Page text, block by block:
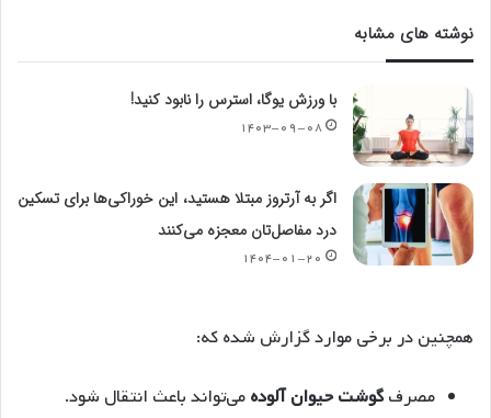
نوشته های مشابه
با ورزش یوگا، استرس را نابود کنید!
۱۴۰۳-۰۹-۰۸
اگر به آرتروز مبتلا هستید، این خوراکی‌ها برای تسکین
درد مفاصل‌تان معجزه می‌کنند
۱۴۰۴-۰۱-۲۰
همچنین در برخی موارد گزارش شده که:
مصرفگوشت حیوان آلودهمی‌تواند باعث انتقال شود.